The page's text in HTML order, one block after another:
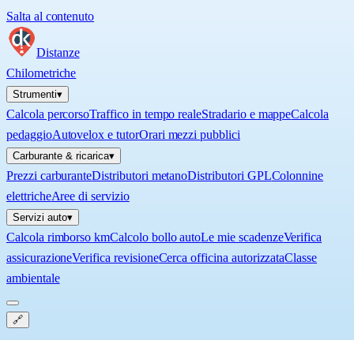
Salta al contenuto
Distanze
Chilometriche
Strumenti▾
Calcola percorsoTraffico in tempo realeStradario e mappeCalcola
pedaggioAutovelox e tutorOrari mezzi pubblici
Carburante & ricarica▾
Prezzi carburanteDistributori metanoDistributori GPLColonnine
elettricheAree di servizio
Servizi auto▾
Calcola rimborso kmCalcolo bollo autoLe mie scadenzeVerifica
assicurazioneVerifica revisioneCerca officina autorizzataClasse
ambientale
🔗